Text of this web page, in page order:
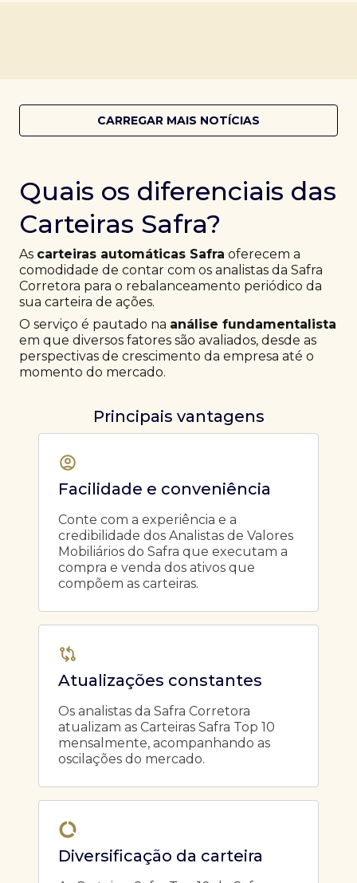
CARREGAR MAIS NOTÍCIAS
Quais os diferenciais das
Carteiras Safra?
As carteiras automáticas Safra oferecem a
comodidade de contar com os analistas da Safra
Corretora para o rebalanceamento periódico da
sua carteira de ações.
O serviço é pautado na análise fundamentalista
em que diversos fatores são avaliados, desde as
perspectivas de crescimento da empresa até o
momento do mercado.
Principais vantagens
Facilidade e conveniência
Conte com a experiência e a
credibilidade dos Analistas de Valores
Mobiliários do Safra que executam a
compra e venda dos ativos que
compõem as carteiras.
Atualizações constantes
Os analistas da Safra Corretora
atualizam as Carteiras Safra Top 10
mensalmente, acompanhando as
oscilações do mercado.
Diversificação da carteira